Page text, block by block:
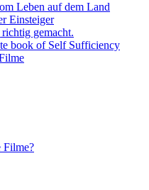
Leben auf dem Land
Einsteiger
gemacht.
book of Self Sufficiency
Filme?